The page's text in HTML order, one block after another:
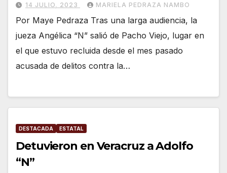
14 JULIO, 2023 MARIELA PEDRAZA NAMBO
Por Maye Pedraza Tras una larga audiencia, la
jueza Angélica “N” salió de Pacho Viejo, lugar en
el que estuvo recluida desde el mes pasado
acusada de delitos contra la…
DESTACADA ESTATAL
Detuvieron en Veracruz a Adolfo
“N”